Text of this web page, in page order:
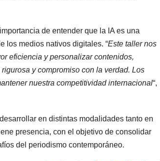
de entender que la IA es una
los medios nativos digitales. “Este taller nos
eficiencia y personalizar contenidos,
y compromiso con la verdad. Los
nuestra competitividad internacional“,
en distintas modalidades tanto en
presencia, con el objetivo de consolidar
del periodismo contemporáneo.